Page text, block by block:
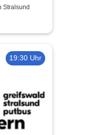
Stralsund
19:30 Uhr